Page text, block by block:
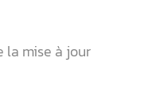
la mise à jour